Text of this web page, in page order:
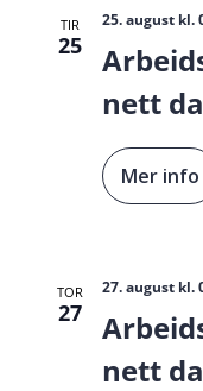
TIR
25
nett
25. august kl.
Mer info
TOR
27
nett
27. august kl.